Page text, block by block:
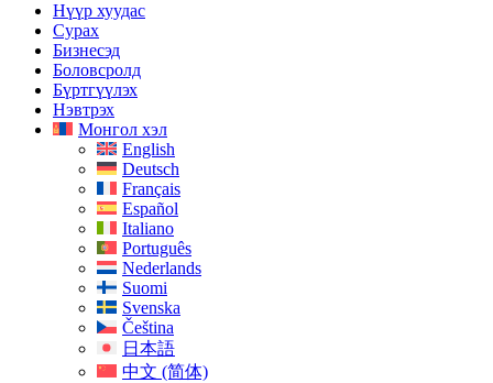
Нүүр хуудас
Сурах
Бизнесэд
Боловсролд
Бүртгүүлэх
Нэвтрэх
Монгол хэл
English
Deutsch
Français
Español
Italiano
Português
Nederlands
Suomi
Svenska
Čeština
日本語
中文 (简体)